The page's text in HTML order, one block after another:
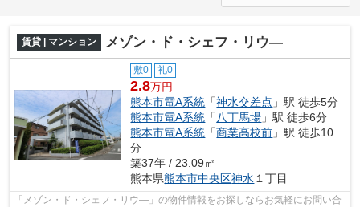
賃貸 | マンション メゾン・ド・シェフ・リウ―
敷0 礼0
2.8万円
熊本市電A系統 「神水交差点 」駅 徒歩5分
熊本市電A系統 「八丁馬場 」駅 徒歩6分
熊本市電A系統 「商業高校前 」駅 徒歩10
分
築37年 / 23.09㎡
熊本県熊本市中央区神水１丁目
「メゾン・ド・シェフ・リウ―」の物件情報をお探しならお気軽にお問い合